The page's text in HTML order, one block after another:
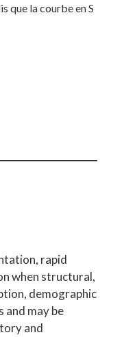
que la courbe en S
rapid
when structural,
demographic
and may be
and